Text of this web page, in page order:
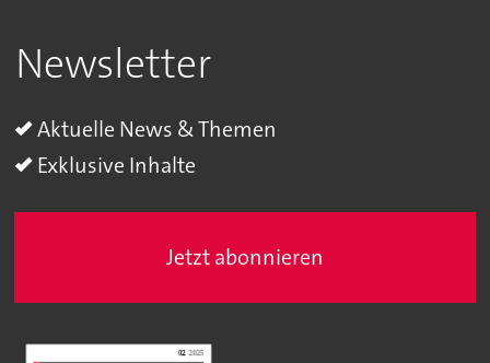
Newsletter
Aktuelle News & Themen
Exklusive Inhalte
Jetzt abonnieren